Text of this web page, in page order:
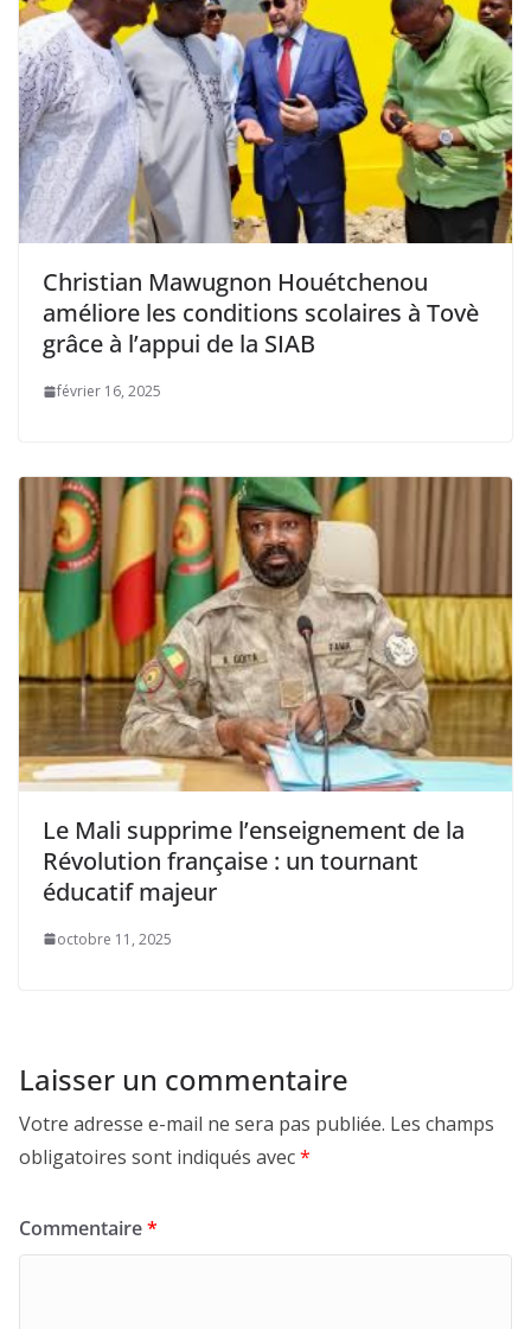
Christian Mawugnon Houétchenou
améliore les conditions scolaires à Tovè
grâce à l’appui de la SIAB
février 16, 2025
Le Mali supprime l’enseignement de la
Révolution française : un tournant
éducatif majeur
octobre 11, 2025
Laisser un commentaire
Votre adresse e-mail ne sera pas publiée. Les champs
obligatoires sont indiqués avec*
Commentaire*